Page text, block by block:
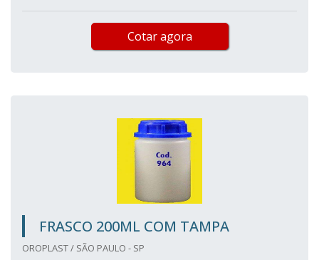
Cotar agora
FRASCO 200ML COM TAMPA
OROPLAST / SÃO PAULO - SP